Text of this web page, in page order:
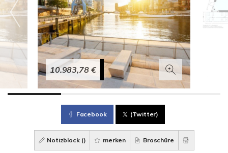
10.983,78 €
Facebook (Twitter)
Notizblock () merken Broschüre